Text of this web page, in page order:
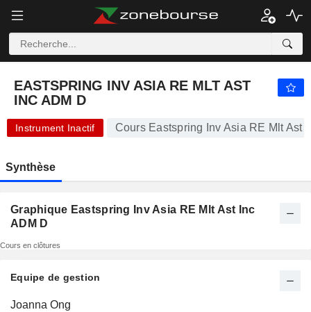
EASTSPRING INV ASIA RE MLT AST INC ADM D - $ -
EASTSPRING INV ASIA RE MLT AST
INC ADM D
Instrument Inactif Cours Eastspring Inv Asia RE Mlt Ast
Synthèse
Graphique Eastspring Inv Asia RE Mlt Ast Inc
ADM D
Cours en clôtures
Equipe de gestion
Nom Depuis
Joanna Ong